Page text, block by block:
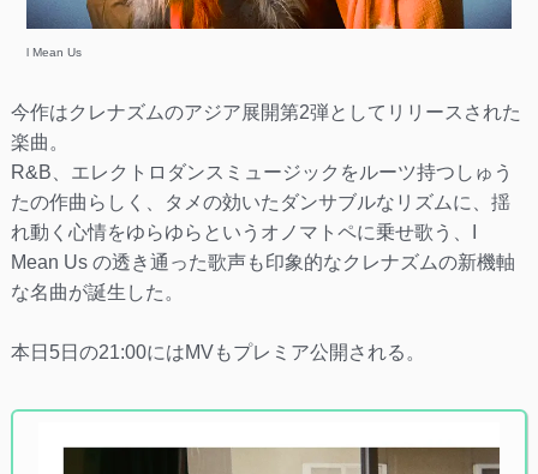
l Mean Us
今作はクレナズムのアジア展開第2弾としてリリースされた
楽曲。
R&B、エレクトロダンスミュージックをルーツ持つしゅう
たの作曲らしく、タメの効いたダンサブルなリズムに、揺
れ動く心情をゆらゆらというオノマトペに乗せ歌う、I
Mean Us の透き通った歌声も印象的なクレナズムの新機軸
な名曲が誕生した。
本日5日の21:00にはMVもプレミア公開される。